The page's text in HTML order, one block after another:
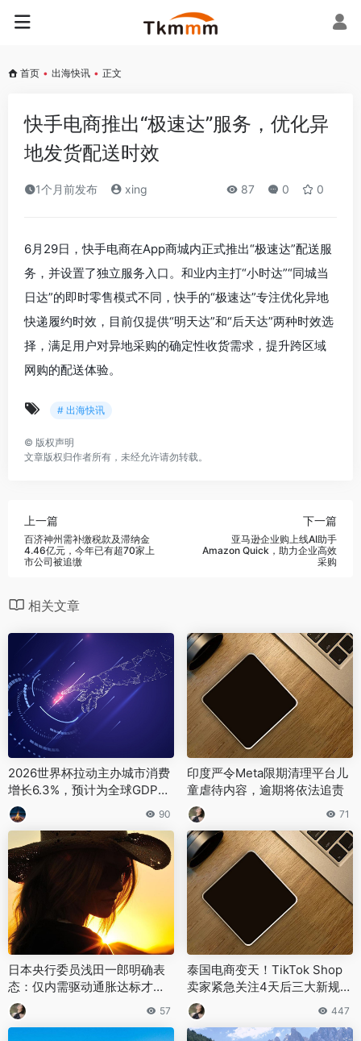
首页 • 出海快讯 • 正文
快手电商推出“极速达”服务，优化异
地发货配送时效
1个月前发布 xing 87 0 0
6月29日，快手电商在App商城内正式推出“极速达”配送服
务，并设置了独立服务入口。和业内主打“小时达”“同城当
日达”的即时零售模式不同，快手的“极速达”专注优化异地
快递履约时效，目前仅提供“明天达”和“后天达”两种时效选
择，满足用户对异地采购的确定性收货需求，提升跨区域
网购的配送体验。
# 出海快讯
© 版权声明
文章版权归作者所有，未经允许请勿转载。
上一篇
百济神州需补缴税款及滞纳金
4.46亿元，今年已有超70家上
市公司被追缴
下一篇
亚马逊企业购上线AI助手
Amazon Quick，助力企业高效
采购
相关文章
2026世界杯拉动主办城市消费
增长6.3%，预计为全球GDP增
加450亿美元
90
印度严令Meta限期清理平台儿
童虐待内容，逾期将依法追责
71
日本央行委员浅田一郎明确表
态：仅内需驱动通胀达标才会
支持加息
57
泰国电商变天！TikTok Shop
卖家紧急关注4天后三大新规落
地
447